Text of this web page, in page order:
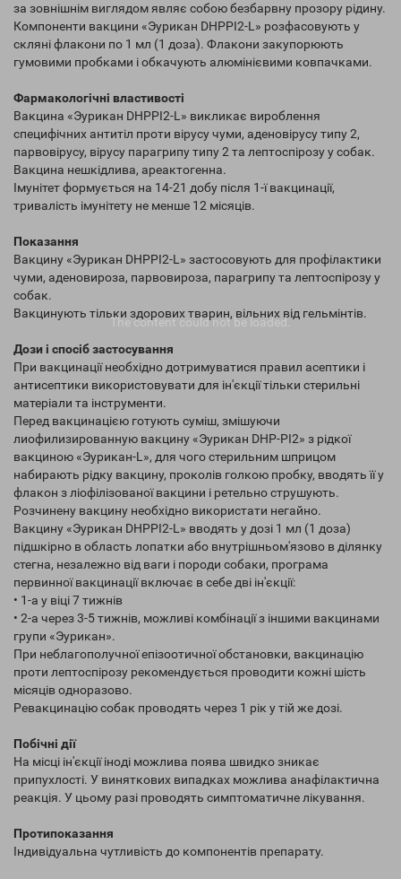
The contentcould not be loaded.
за зовнішнім виглядом являє собою безбарвну прозору рідину.
Компоненти вакцини «Эурикан DHPPI2-L» розфасовують у
скляні флакони по 1 мл (1 доза). Флакони закупорюють
гумовими пробками і обкачують алюмінієвими ковпачками.
Фармакологічні властивості
Вакцина «Эурикан DHPPI2-L» викликає вироблення
специфічних антитіл проти вірусу чуми, аденовірусу типу 2,
парвовірусу, вірусу парагрипу типу 2 та лептоспірозу у собак.
Вакцина нешкідлива, ареактогенна.
Імунітет формується на 14-21 добу після 1-ї вакцинації,
тривалість імунітету не менше 12 місяців.
Показання
Вакцину «Эурикан DHPPI2-L» застосовують для профілактики
чуми, аденовироза, парвовироза, парагрипу та лептоспірозу у
собак.
Вакцинують тільки здорових тварин, вільних від гельмінтів.
Дози і спосіб застосування
При вакцинації необхідно дотримуватися правил асептики і
антисептики використовувати для ін'єкції тільки стерильні
матеріали та інструменти.
Перед вакцинацією готують суміш, змішуючи
лиофилизированную вакцину «Эурикан DHP-PI2» з рідкої
вакциною «Эурикан-L», для чого стерильним шприцом
набирають рідку вакцину, проколів голкою пробку, вводять її у
флакон з ліофілізованої вакцини і ретельно струшують.
Розчинену вакцину необхідно використати негайно.
Вакцину «Эурикан DHPPI2-L» вводять у дозі 1 мл (1 доза)
підшкірно в область лопатки або внутрішньом'язово в ділянку
стегна, незалежно від ваги і породи собаки, програма
первинної вакцинації включає в себе дві ін'єкції:
• 1-а у віці 7 тижнів
• 2-а через 3-5 тижнів, можливі комбінації з іншими вакцинами
групи «Эурикан».
При неблагополучної епізоотичної обстановки, вакцинацію
проти лептоспірозу рекомендується проводити кожні шість
місяців одноразово.
Ревакцинацію собак проводять через 1 рік у тій же дозі.
Побічні дії
На місці ін'єкції іноді можлива поява швидко зникає
припухлості. У виняткових випадках можлива анафілактична
реакція. У цьому разі проводять симптоматичне лікування.
Протипоказання
Індивідуальна чутливість до компонентів препарату.